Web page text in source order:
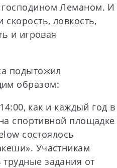
Леманом. И
ловкость,
и игровая
подытожил
образом:
как и каждый год в
спортивной площадке
состоялось
Участникам
задания от